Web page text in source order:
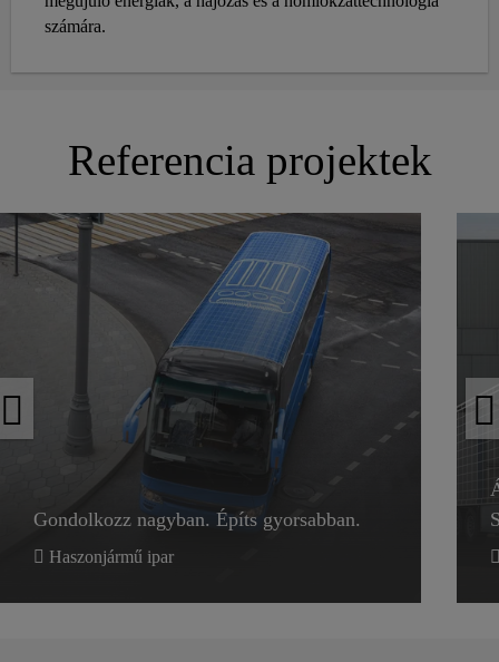
számára.
Referencia projektek
Gondolkozz nagyban. Építs gyorsabban.
Haszonjármű ipar
Gondolkozz nagyban. Építs gyorsabban.